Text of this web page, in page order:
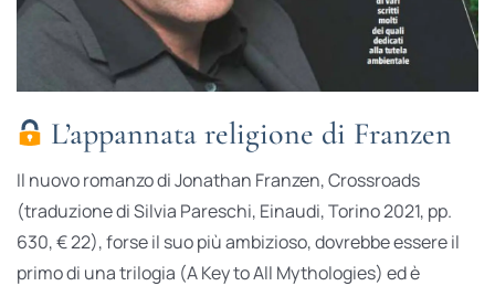
L’appannata religione di Franzen
Il nuovo romanzo di Jonathan Franzen, Crossroads
(traduzione di Silvia Pareschi, Einaudi, Torino 2021, pp.
630, € 22), forse il suo più ambizioso, dovrebbe essere il
primo di una trilogia (A Key to All Mythologies) ed è